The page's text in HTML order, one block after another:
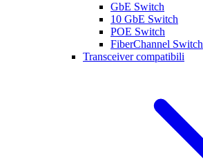
GbE Switch
10 GbE Switch
POE Switch
FiberChannel Switch
Transceiver compatibili